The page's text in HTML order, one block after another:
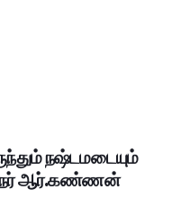
நஷ்டமடையும்
ஆர்.கண்ணன்